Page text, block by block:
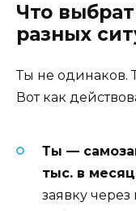
Что
разных
Ты не одинаков.
Вот как
Ты —
тыс. в месяц
заявку